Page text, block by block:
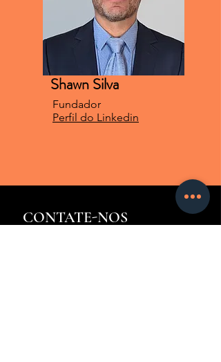
Shawn Silva
Fundador
Perfil do Linkedin
CONTATE-NOS